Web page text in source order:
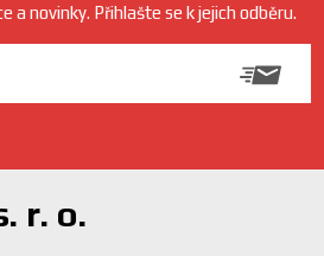
a novinky. Přihlašte se k jejich odběru.
r. o.